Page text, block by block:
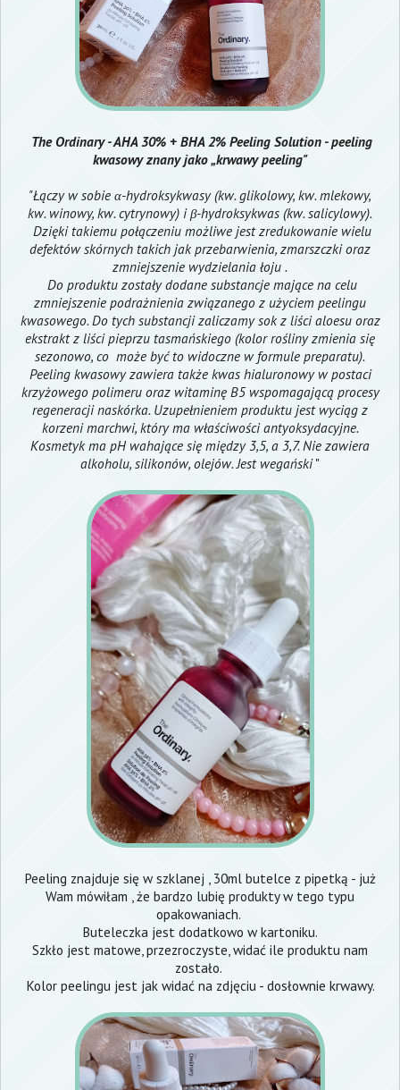
The Ordinary - AHA 30% + BHA 2% Peeling Solution - peeling
kwasowy znany jako „krwawy peeling"
"Łączy w sobie α-hydroksykwasy (kw. glikolowy, kw. mlekowy,
kw. winowy, kw. cytrynowy) i β-hydroksykwas (kw. salicylowy).
Dzięki takiemu połączeniu możliwe jest zredukowanie wielu
defektów skórnych takich jak przebarwienia, zmarszczki oraz
zmniejszenie wydzielania łoju .
Do produktu zostały dodane substancje mające na celu
zmniejszenie podrażnienia związanego z użyciem peelingu
kwasowego. Do tych substancji zaliczamy sok z liści aloesu oraz
ekstrakt z liści pieprzu tasmańskiego (kolor rośliny zmienia się
sezonowo, co może być to widoczne w formule preparatu).
Peeling kwasowy zawiera także kwas hialuronowy w postaci
krzyżowego polimeru oraz witaminę B5 wspomagającą procesy
regeneracji naskórka. Uzupełnieniem produktu jest wyciąg z
korzeni marchwi, który ma właściwości antyoksydacyjne.
Kosmetyk ma pH wahające się między 3,5, a 3,7. Nie zawiera
alkoholu, silikonów, olejów. Jest wegański"
Peeling znajduje się w szklanej , 30ml butelce z pipetką - już
Wam mówiłam , że bardzo lubię produkty w tego typu
opakowaniach.
Buteleczka jest dodatkowo w kartoniku.
Szkło jest matowe, przezroczyste, widać ile produktu nam
zostało.
Kolor peelingu jest jak widać na zdjęciu - dosłownie krwawy.